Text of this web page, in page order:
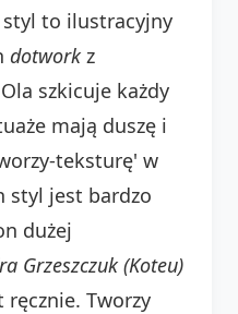
to ilustracyjny
dotwork z
szkicuje każdy
mają duszę i
teksturę' w
styl jest bardzo
dużej
Grzeszczuk (Koteu)
Tworzy